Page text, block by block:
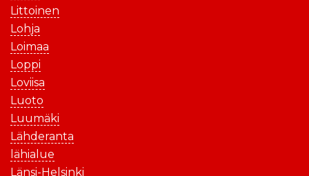
Littoinen
Lohja
Loimaa
Loppi
Loviisa
Luoto
Luumäki
Lähderanta
lähialue
Länsi-Helsinki